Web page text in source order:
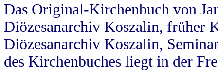
Das Original-Kirchenbuch von
Diözesanarchiv Koszalin, früher
Diözesanarchiv Koszalin,
des Kirchenbuches liegt in der